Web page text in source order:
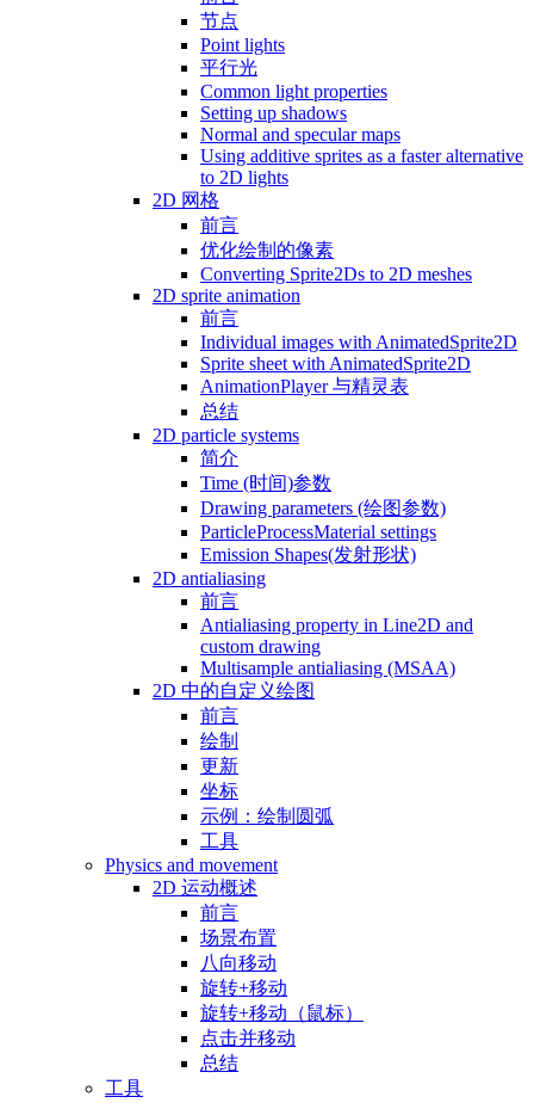
节点
Point lights
平行光
Common light properties
Setting up shadows
Normal and specular maps
Using additive sprites as a faster alternative
to 2D lights
2D 网格
前言
优化绘制的像素
Converting Sprite2Ds to 2D meshes
2D sprite animation
前言
Individual images with AnimatedSprite2D
Sprite sheet with AnimatedSprite2D
AnimationPlayer 与精灵表
总结
2D particle systems
简介
Time (时间)参数
Drawing parameters (绘图参数)
ParticleProcessMaterial settings
Emission Shapes(发射形状)
2D antialiasing
前言
Antialiasing property in Line2D and
custom drawing
Multisample antialiasing (MSAA)
2D 中的自定义绘图
前言
绘制
更新
坐标
示例：绘制圆弧
工具
Physics and movement
2D 运动概述
前言
场景布置
八向移动
旋转+移动
旋转+移动（鼠标）
点击并移动
总结
工具